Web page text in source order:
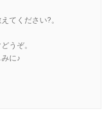
てください?。
うぞ。
に♪